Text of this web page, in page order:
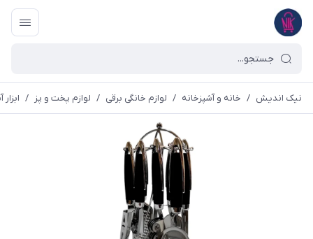
نیک اندیش / خانه و آشپزخانه / لوازم خانگی برقی / لوازم پخت و پز /